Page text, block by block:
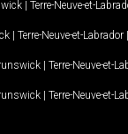
| Terre-Neuve-et-
| Terre-Neuve-et-Labrador |
| Terre-Neuve-et-
| Terre-Neuve-et-